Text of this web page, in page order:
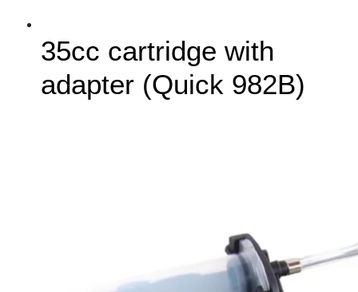
35cc cartridge with
adapter (Quick 982B)